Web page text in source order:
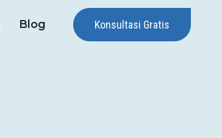
Blog Konsultasi Gratis